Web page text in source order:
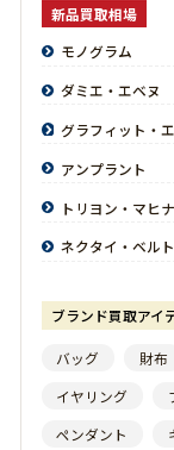
CHRISTIAN DIOR
-クリスチャンディオ
CHRISTIAN
GUCCI
-コルム-
-ゴヤール-
-コーチ-
COMME DES
新品買取相場
モノグラム
ダミエ・エベヌ
グラフィット・
アンプラント
トリヨン・マヒナ
ネクタイ・ベル
ブランド買取アイ
バッグ 財布
イヤリング
ペンダント